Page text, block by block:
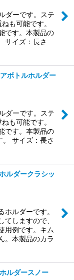
ダーです。ステ
も可能です。
です。本製品の
サイズ：長さ
ボトルホルダー
ダーです。ステ
も可能です。
です。本製品の
サイズ：長さ
ルダークラシッ
ルダーです。
しますので、
用例です。キム
。本製品のカラ
ルダースノー